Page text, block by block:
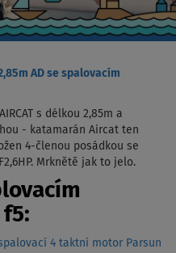
AD se spalovacím
s délkou 2,85m a
- katamarán Aircat ten
4-členou posádkou se
Mrknětě jak to jelo.
4 taktní motor Parsun